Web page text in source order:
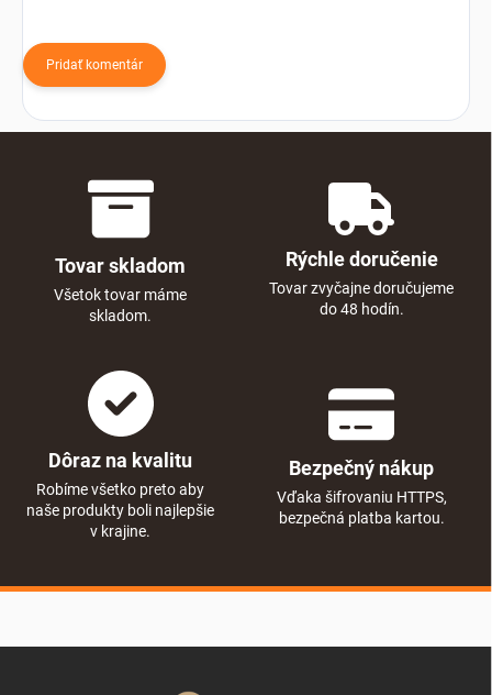
Pridať komentár
Tovar skladom
Všetok tovar máme
skladom.
Rýchle doručenie
Tovar zvyčajne doručujeme
do 48 hodín.
Dôraz na kvalitu
Robíme všetko preto aby
naše produkty boli najlepšie
v krajine.
Bezpečný nákup
Vďaka šifrovaniu HTTPS,
bezpečná platba kartou.